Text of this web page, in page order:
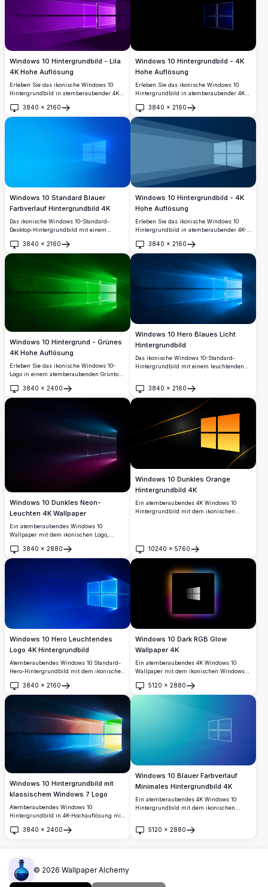
Windows 10 Hintergrundbild - Lila
4K Hohe Auflösung
Erleben Sie das ikonische Windows 10
Hintergrundbild in atemberaubender 4K
fängt die Essenz moderner Technologie
ein mit seinen glatten, reflektierenden
Verbesserung der visuellen Attraktivität
3840 × 2160
Öffnen
Windows 10 Hintergrundbild - 4K
Hohe Auflösung
Erleben Sie das ikonische Windows 10
Hintergrundbild in atemberaubender 4K
das klassische Windows-Logo mit einem
eleganten, dunklen Hintergrund, perfekt
geeignet, um die visuelle Attraktivität
Ihres Desktops zu erhöhen. Ideal für
Windows-Enthusiasten und
3840 × 2160
Öffnen
Windows 10 Standard Blauer
Farbverlauf Hintergrundbild 4K
Das ikonische Windows 10-Standard-
Desktop-Hintergrundbild mit einem
einem lebhaften blauen
Farbverlaufshintergrund. Perfekt, um
beeindruckender 4K-Auflösung
wiederherzustellen.
3840 × 2160
Öffnen
Windows 10 Hintergrundbild - 4K
Hohe Auflösung
Erleben Sie das ikonische Windows 10
Hintergrundbild in atemberaubender 4K-
das klassische Windows-Logo am Ende
eines perspektivischen Tunnels und ist
darauf ausgelegt, Ihr Desktop-Erlebnis mit
Klarheit und Tiefe zu verbessern.
3840 × 2160
Öffnen
Windows 10 Hintergrund - Grünes
4K Hohe Auflösung
Erleben Sie das ikonische Windows 10-
Logo in einem atemberaubenden Grünton
Hintergrundbild. Perfekt, um Ihren
Desktop mit lebendigen Farben und klarer
erfrischendes Aussehen auf Ihren
3840 × 2400
Öffnen
Windows 10 Hero Blaues Licht
Hintergrundbild
Das ikonische Windows 10-Standard-
Hintergrundbild mit einem leuchtenden
dunkelblauen Hintergrund ausstrahlt.
Perfekt für die Desktop-Anpassung in
atemberaubender 4K-Auflösung.
3840 × 2160
Öffnen
Windows 10 Dunkles Neon-
Leuchten 4K Wallpaper
Ein atemberaubendes Windows 10
Wallpaper mit dem ikonischen Logo,
Rosa-Lichtstrahlen vor einem tiefen
schwarzen Hintergrund, das ein
3840 × 2880
Öffnen
Windows 10 Dunkles Orange
Hintergrundbild 4K
Ein atemberaubendes 4K Windows 10
Hintergrundbild mit dem ikonischen
dynamischen geschwungenen Linien und
metallischen Streifen.
10240 × 5760
Öffnen
Windows 10 Hero Leuchtendes
Logo 4K Hintergrundbild
Atemberaubendes Windows 10 Standard-
Hero-Hintergrundbild mit dem ikonischen
einem tiefen Königsblau-Hintergrund.
Perfektes hochauflösendes 4K-Desktop-
Hintergrundbild mit dynamischen
Lichtstrahlen und modernem Design.
3840 × 2160
Öffnen
Windows 10 Dark RGB Glow
Wallpaper 4K
Ein atemberaubendes 4K Windows 10
Wallpaper mit dem ikonischen Windows-
schwarzen Hintergrund, umgeben von
einem lebendigen RGB-Farbverlauf-
5120 × 2880
Öffnen
Windows 10 Hintergrundbild mit
klassischem Windows 7 Logo
Atemberaubendes Windows 10
Hintergrundbild in 4K-Hochauflösung mit
Logo mit lebhaften roten, grünen, blauen
ausstrahlen.
3840 × 2400
Öffnen
Windows 10 Blauer Farbverlauf
Minimales Hintergrundbild 4K
Ein atemberaubendes 4K Windows 10
Hintergrundbild mit dem ikonischen
mit subtilen Lichtstrahleffekten, perfekt für
5120 × 2880
Öffnen
© 2026 Wallpaper Alchemy